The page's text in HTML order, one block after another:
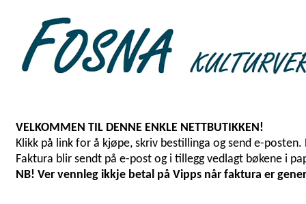
VELKOMMEN TIL DENNE ENKLE NETTBUTIKKEN!
Klikk på link for å kjøpe, skriv bestillinga og send e-
Faktura blir sendt på e-post og i tillegg vedlagt bøkene i
NB! Ver vennleg ikkje betal på Vipps når faktura er